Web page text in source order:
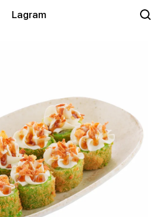
Lagram